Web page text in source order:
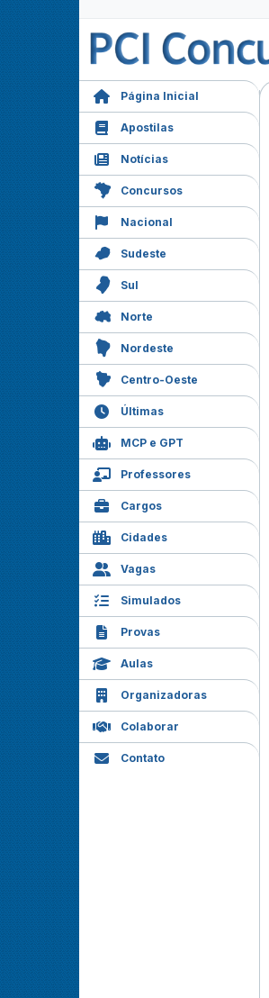
Página Inicial
Apostilas
Notícias
Concursos
Nacional
Sudeste
Sul
Norte
Nordeste
Centro-Oeste
Últimas
MCP e GPT
Professores
Cargos
Cidades
Vagas
Simulados
Provas
Aulas
Organizadoras
Colaborar
Contato